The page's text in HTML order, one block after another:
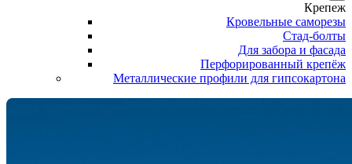
Крепеж
Кровельные саморезы
Стад-болты
Для забора и фасада
Перфорированный крепёж
Металлические профили для гипсокартона